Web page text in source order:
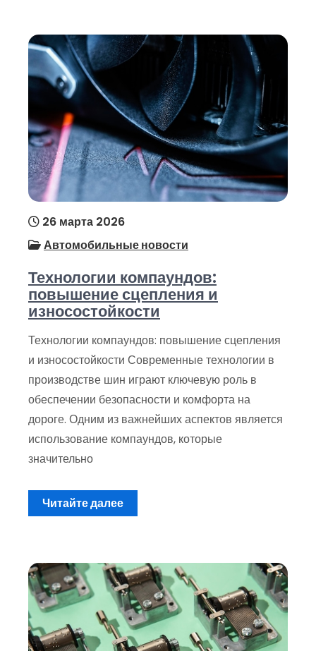
26 марта 2026
Автомобильные новости
Технологии компаундов:
повышение сцепления и
износостойкости
Технологии компаундов: повышение сцепления
и износостойкости Современные технологии в
производстве шин играют ключевую роль в
обеспечении безопасности и комфорта на
дороге. Одним из важнейших аспектов является
использование компаундов, которые
значительно
Читайте далее